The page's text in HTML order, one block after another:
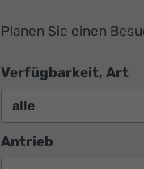
Planen Sie einen
Verfügbarkeit, Art
Antrieb